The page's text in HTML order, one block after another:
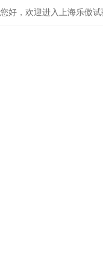
您好，欢迎进入上海乐傲试